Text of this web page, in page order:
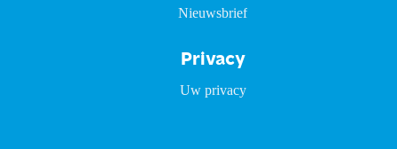
Nieuwsbrief
Privacy
Uw privacy